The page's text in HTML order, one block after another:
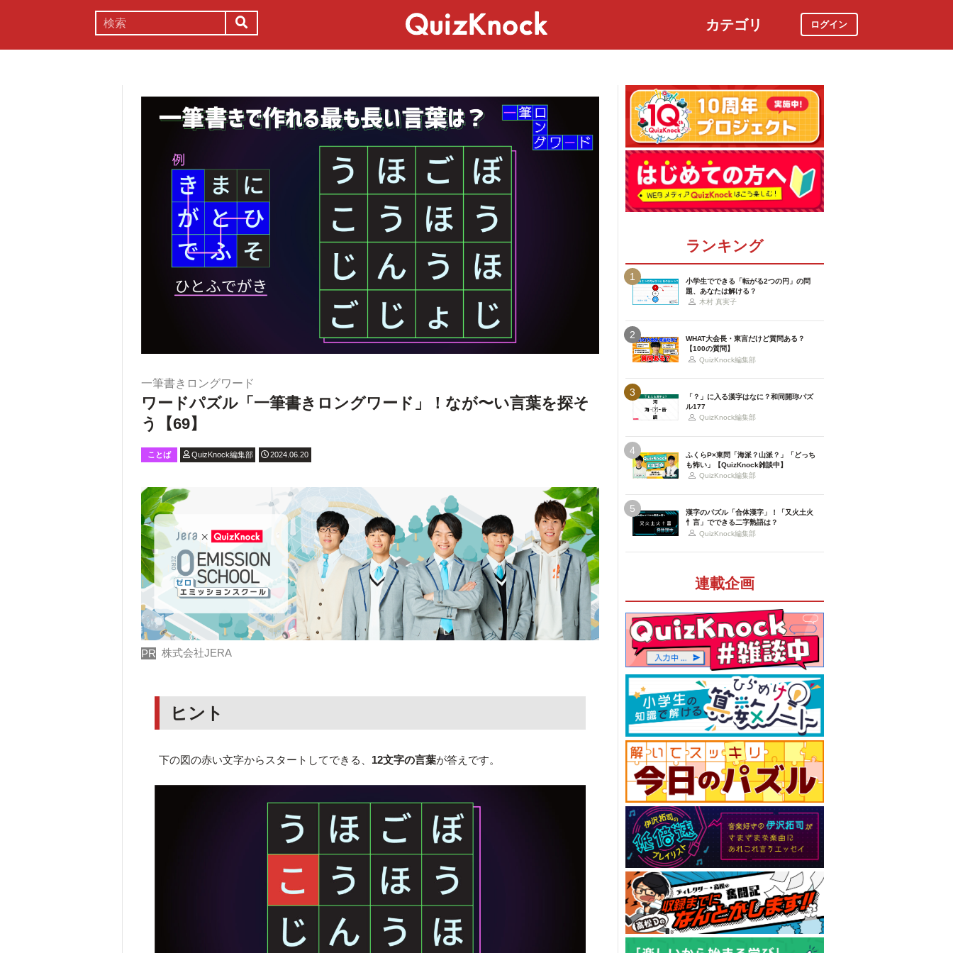
カテゴリ ログイン
一筆書きロングワード
ワードパズル「一筆書きロングワード」！なが〜い言葉を探そ
う【69】
ことば QuizKnock編集部 2024.06.20
PR 株式会社JERA
ヒント
下の図の赤い文字からスタートしてできる、 12文字の言葉が答えです。
ランキング
1
小学生でできる「転がる2つの円」の問
題、あなたは解ける？
木村 真実子
2
WHAT大会長・東言だけど質問ある？
【100の質問】
QuizKnock編集部
3
「？」に入る漢字はなに？和同開珎パズ
ル177
QuizKnock編集部
4
ふくらP×東問「海派？山派？」「どっち
も怖い」【QuizKnock雑談中】
QuizKnock編集部
5
漢字のパズル「合体漢字」！「又火土火
忄言」でできる二字熟語は？
QuizKnock編集部
連載企画